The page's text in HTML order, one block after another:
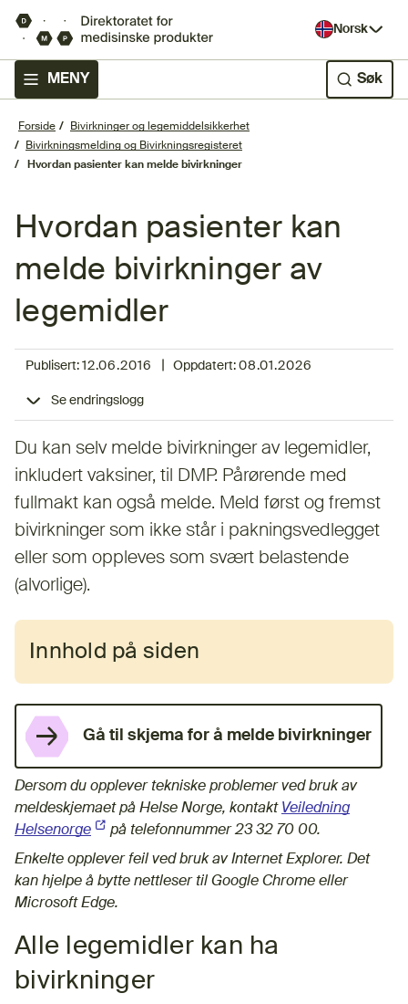
Norsk
MENY Søk
Forside
Bivirkninger og legemiddelsikkerhet
Bivirkningsmelding og Bivirkningsregisteret
Hvordan pasienter kan melde bivirkninger
Hvordan pasienter kan
melde bivirkninger av
legemidler
Publisert: 12.06.2016 Oppdatert:08.01.2026
Se endringslogg
Du kan selv melde bivirkninger av legemidler,
inkludert vaksiner, til DMP. Pårørende med
fullmakt kan også melde. Meld først og fremst
bivirkninger som ikke står i pakningsvedlegget
eller som oppleves som svært belastende
(alvorlige).
Innhold på siden
Gå til skjema for å melde bivirkninger
(Ekstern lenke)
Dersom du opplever tekniske problemer ved bruk av
meldeskjemaet på Helse Norge, kontakt Veiledning
Helsenorge (Ekstern lenke)
på telefonnummer 23 32 70 00.
Enkelte opplever feil ved bruk av Internet Explorer. Det
kan hjelpe å bytte nettleser til Google Chrome eller
Microsoft Edge.
Alle legemidler kan ha
bivirkninger